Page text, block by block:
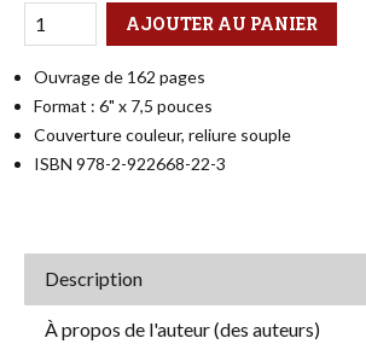
Qté
Format AJOUTER AU PANIER
Ouvrage de 162 pages
Format : 6" x 7,5 pouces
Couverture couleur, reliure souple
ISBN 978-2-922668-22-3
Description
À propos de l'auteur (des auteurs)